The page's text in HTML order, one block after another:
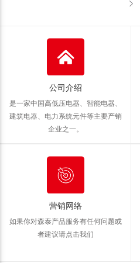
公司介绍
是一家中国高低压电器、智能电器、
建筑电器、电力系统元件等主要产销
企业之一。
营销网络
如果你对森泰产品服务有任何问题或
者建议请点击我们